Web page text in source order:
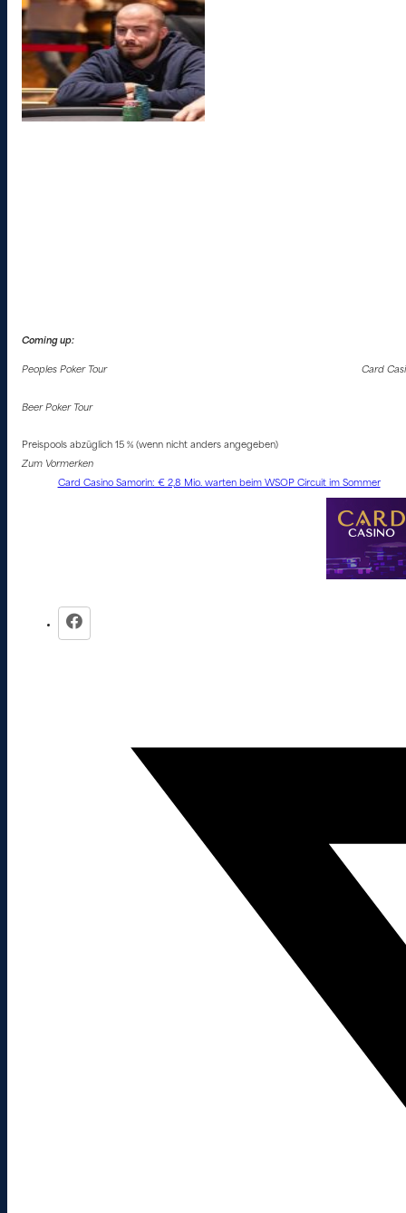
Coming up:
Peoples Poker Tour Card
Beer Poker Tour
Preispools abzüglich 15 % (wenn nicht anders angegeben)
Zum Vormerken
Card Casino Samorin: € 2,8 Mio. warten beim WSOP Circuit im Sommer